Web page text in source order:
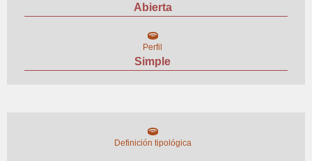
Abierta
Perfil
Simple
Definición tipológica